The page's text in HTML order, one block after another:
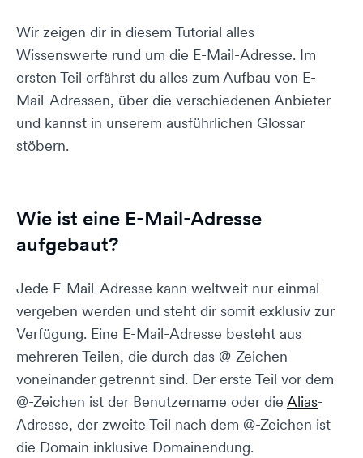
Wir zeigen dir in diesem Tutorial alles
Wissenswerte rund um die E-Mail-Adresse. Im
ersten Teil erfährst du alles zum Aufbau von E-
Mail-Adressen, über die verschiedenen Anbieter
und kannst in unserem ausführlichen Glossar
stöbern.
Wie ist eine E-Mail-Adresse
aufgebaut?
Jede E-Mail-Adresse kann weltweit nur einmal
vergeben werden und steht dir somit exklusiv zur
Verfügung. Eine E-Mail-Adresse besteht aus
mehreren Teilen, die durch das @-Zeichen
voneinander getrennt sind. Der erste Teil vor dem
@-Zeichen ist der Benutzername oder die Alias-
Adresse, der zweite Teil nach dem @-Zeichen ist
die Domain inklusive Domainendung.